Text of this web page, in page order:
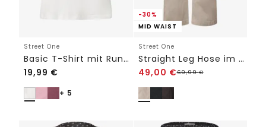
Street One
Basic T-Shirt mit Rundhals in Unifarbe
19,99 €
+ 5
-30%
MID WAIST
Street One
Straight Leg Hose im Cargo-Look
49,00 €69,99€